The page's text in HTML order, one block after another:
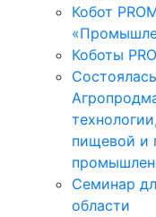
Кобот
Коботы
пищевой и
Семинар
области